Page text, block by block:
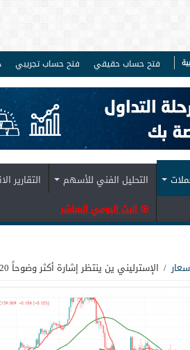
فتح حساب حقيقي فتح حساب تجريبي
التحليل الفني للأسهم التقارير
البث اليومي المباشر
/ الإسترليني ين ينتظر إشارة أكثر وضوحاً 20-5-2022